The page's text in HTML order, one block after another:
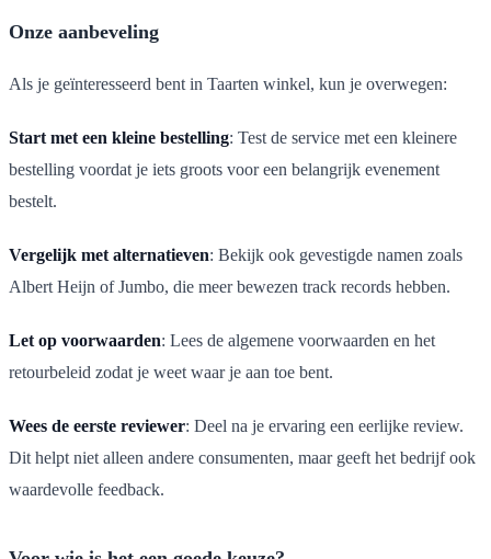
Onze aanbeveling
Als je geïnteresseerd bent in Taarten winkel, kun je overwegen:
Start met een kleine bestelling: Test de service met een kleinere
bestelling voordat je iets groots voor een belangrijk evenement
bestelt.
Vergelijk met alternatieven: Bekijk ook gevestigde namen zoals
Albert Heijn of Jumbo, die meer bewezen track records hebben.
Let op voorwaarden: Lees de algemene voorwaarden en het
retourbeleid zodat je weet waar je aan toe bent.
Wees de eerste reviewer: Deel na je ervaring een eerlijke review.
Dit helpt niet alleen andere consumenten, maar geeft het bedrijf ook
waardevolle feedback.